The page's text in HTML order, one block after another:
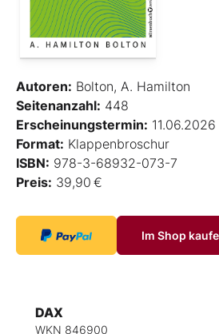
Autoren: Bolton, A. Hamilton
Seitenanzahl: 448
Erscheinungstermin: 11.06.2026
Format: Klappenbroschur
ISBN: 978-3-68932-073-7
Preis: 39,90 €
Im Shop
DAX
WKN 846900